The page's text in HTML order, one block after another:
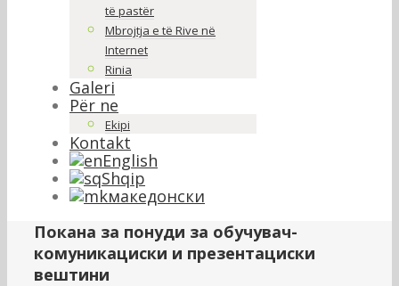
të pastër
Mbrojtja e të Rive në
Internet
Rinia
Galeri
Për ne
Ekipi
Kontakt
English
Shqip
македонски
Покана за понуди за обучувач-
комуникациски и презентациски
вештини